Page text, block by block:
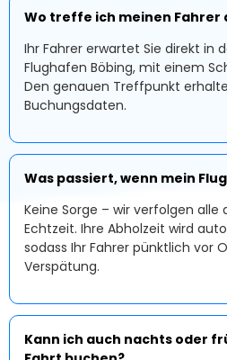
Wo treffe ich meinen Fahrer
Ihr Fahrer erwartet Sie direkt in
Flughafen Böbing, mit einem
Den genauen Treffpunkt
Buchungsdaten.
Was passiert, wenn mein
Keine Sorge – wir verfolgen
Echtzeit. Ihre Abholzeit wird
sodass Ihr Fahrer pünktlich vor
Verspätung.
Kann ich auch nachts oder